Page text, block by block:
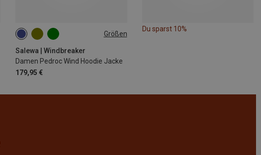
Größen
Salewa | Windbreaker
Damen Pedroc Wind Hoodie Jacke
179,95 €
XS S M
Du sparst 10%